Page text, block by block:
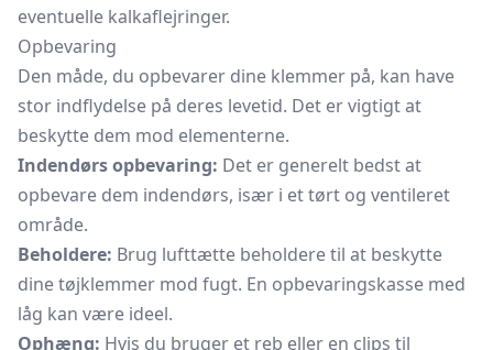
eventuelle kalkaflejringer.
Opbevaring
Den måde, du opbevarer dine klemmer på, kan have
stor indflydelse på deres levetid. Det er vigtigt at
beskytte dem mod elementerne.
Indendørs opbevaring: Det er generelt bedst at
opbevare dem indendørs, især i et tørt og ventileret
område.
Beholdere: Brug lufttætte beholdere til at beskytte
dine tøjklemmer mod fugt. En opbevaringskasse med
låg kan være ideel.
Ophæng: Hvis du bruger et reb eller en clips til